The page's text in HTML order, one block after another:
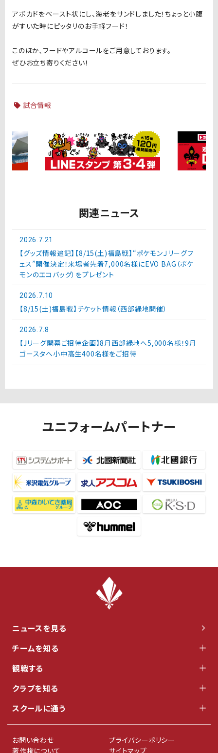
アボカドをペースト状にし、海老をサンドしました！ちょっと小腹
がすいた時にピッタリのお手軽フード！
このほか、フードやアルコールをご用意しております。
ぜひお立ち寄りください！
試合情報
関連ニュース
2026.7.21
【グッズ情報追記】【8/15(土)福島戦】“ポケモンＪリーグフ
ェス”開催決定！来場者先着7,000名様にEVO BAG（ポケ
モンのエコバッグ）をプレゼント
2026.7.10
【8/15(土)福島戦】チケット情報（西部緑地開催）
2026.7.8
【Jリーグ開幕ご招待企画】8月西部緑地へ5,000名様！9月
ゴースタへ小中高生400名様をご招待
ユニフォームパートナー
ニュースを見る
チームを知る
観戦する
クラブを知る
スクールに通う
お問い合わせ
プライバシーポリシー
著作権について
サイトマップ